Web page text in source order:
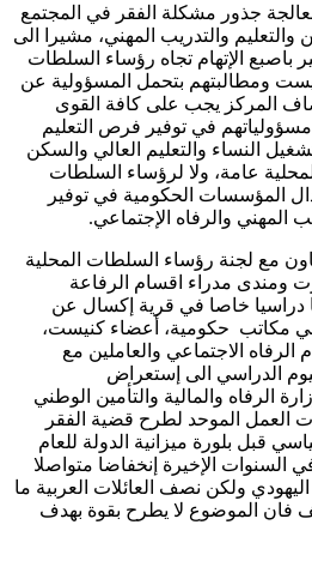
جذور مشكلة الفقر في المجتمع
والتدريب المهني، مشيرا الى
باصبع الإتهام تجاه رؤساء السلطات
ومطالبتهم بتحمل المسؤولية عن
المركز يجب على كافة القوى
في توفير فرص التعليم
النساء والتعليم العالي والسكن
عامة، ولا لرؤساء السلطات
المؤسسات الحكومية في توفير
المهني والرفاه الإجتماعي.
مع لجنة رؤساء السلطات المحلية
ومندى مدراء اقسام الرفاعة
يوم 2.6.2016 يوما دراسيا خاصا في قرية إكسال عن
مكاتب حكومية، أعضاء كنيست،
الاجتماعي والعاملين مع
الدراسي الى إستعراض
الرفاه والمالية والتأمين الوطني
العمل الموحد لطرح قضية الفقر
قبل بلورة ميزانية الدولة للعام
في السنوات الإخيرة إنخفاضا متواصلا
ولكن نصف العائلات العربية ما
فان الموضوع لا يطرح بقوة بهدف